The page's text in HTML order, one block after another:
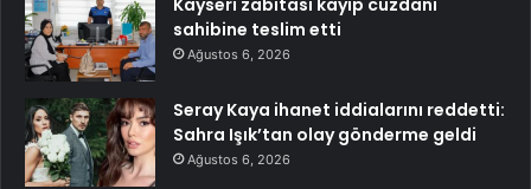
sahibine teslim etti
Ağustos 6, 2026
Seray Kaya ihanet iddialarını reddetti:
Sahra Işık’tan olay gönderme geldi
Ağustos 6, 2026